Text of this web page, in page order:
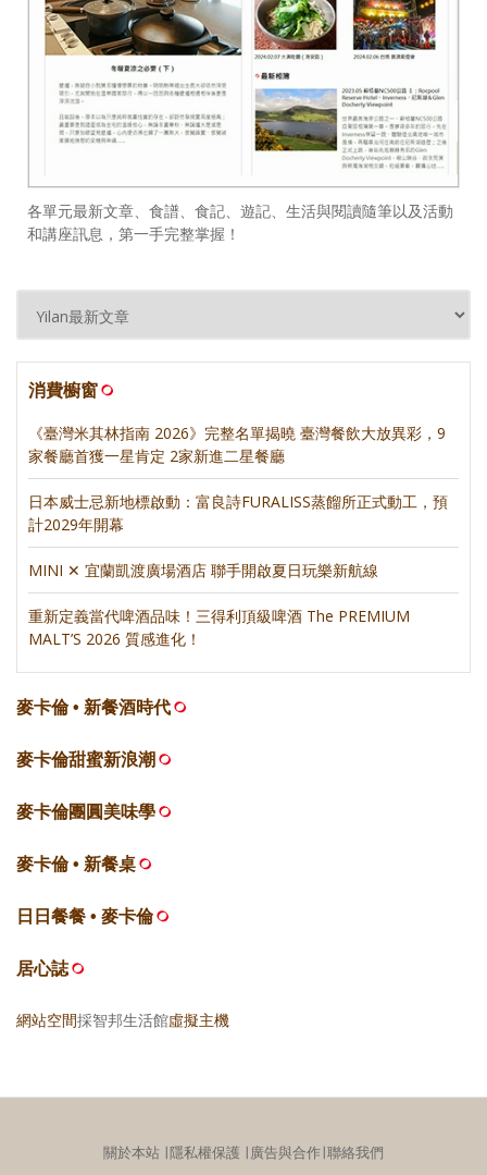
各單元最新文章、食譜、食記、遊記、生活與閱讀隨筆以及活動
和講座訊息，第一手完整掌握！
消費櫥窗
《臺灣米其林指南 2026》完整名單揭曉 臺灣餐飲大放異彩，9
家餐廳首獲一星肯定 2家新進二星餐廳
日本威士忌新地標啟動：富良詩FURALISS蒸餾所正式動工，預
計2029年開幕
MINI ✕ 宜蘭凱渡廣場酒店 聯手開啟夏日玩樂新航線
重新定義當代啤酒品味！三得利頂級啤酒 The PREMIUM
MALT’S 2026 質感進化！
麥卡倫 • 新餐酒時代
麥卡倫甜蜜新浪潮
麥卡倫團圓美味學
麥卡倫 • 新餐桌
日日餐餐 • 麥卡倫
居心誌
網站空間採智邦生活館虛擬主機
關於本站 ∣隱私權保護 ∣廣告與合作∣聯絡我們